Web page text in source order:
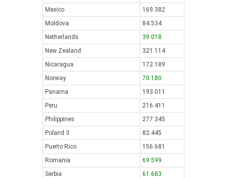
Mexico
169.382
Moldova
84.534
Netherlands
39.018
New Zealand
321.114
Nicaragua
172.189
Norway
70.180
Panama
193.011
Peru
216.411
Philippines
277.345
Poland 3
82.445
Puerto Rico
156.681
Romania
69.599
Serbia
61.683